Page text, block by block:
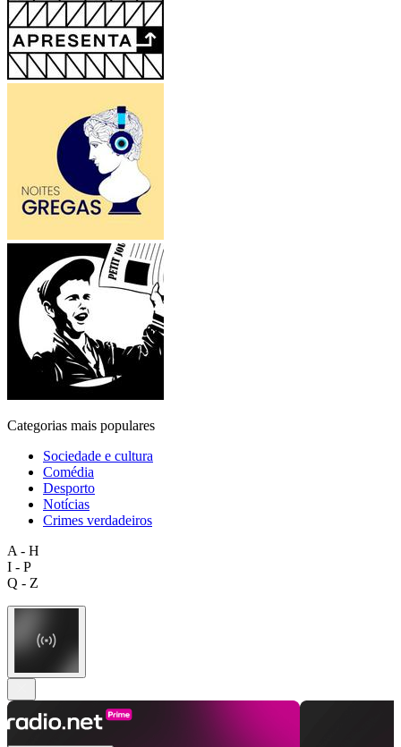
Categorias mais populares
Sociedade e cultura
Comédia
Desporto
Notícias
Crimes verdadeiros
A - H
I - P
Q - Z